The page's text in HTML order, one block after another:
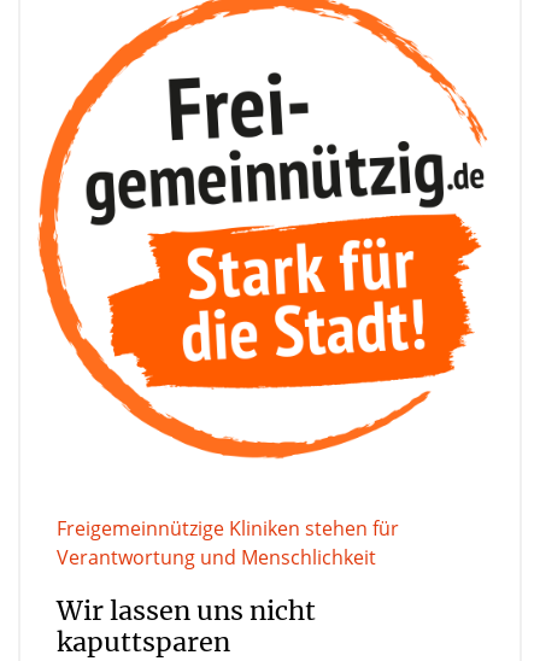
Freigemeinnützige Kliniken stehen für
Verantwortung und Menschlichkeit
Wir lassen uns nicht
kaputtsparen